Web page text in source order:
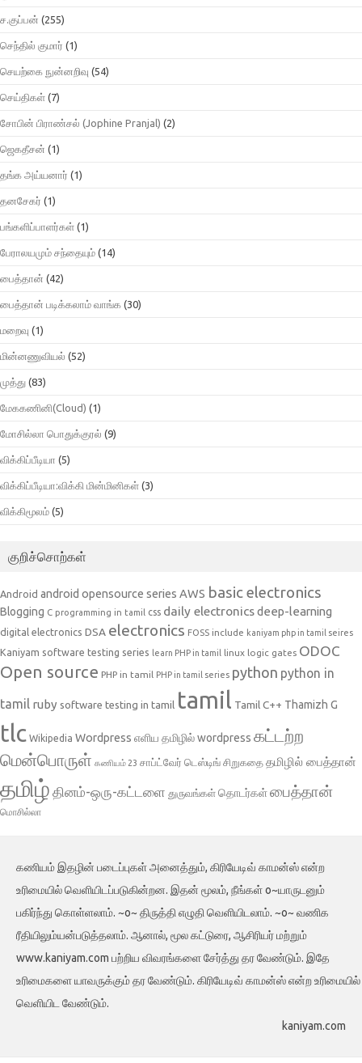
ச.குப்பன் (255)
செந்தில் குமார் (1)
செயற்கை நுன்னறிவு (54)
செய்திகள் (7)
சோபின் பிராண்சல் (Jophine Pranjal) (2)
ஜெகதீசன் (1)
தங்க அய்யனார் (1)
தனசேகர் (1)
பங்களிப்பாளர்கள் (1)
பேராலயமும் சந்தையும் (14)
பைத்தான் (42)
பைத்தான் படிக்கலாம் வாங்க (30)
மறைவு (1)
மின்னணுவியல் (52)
முத்து (83)
மேககணினி(Cloud) (1)
மோசில்லா பொதுக்குரல் (9)
விக்கிப்பீடியா (5)
விக்கிப்பீடியா:விக்கி மின்மினிகள் (3)
விக்கிமூலம் (5)
குறிச்சொற்கள்
Android android opensource series AWS basic electronics
Blogging C programming in tamil css daily electronicsdeep-learning
digital electronics DSA electronics FOSS include kaniyam php in tamil seires
Kaniyam software testing series learn PHP in tamil linux logic gates ODOC
Open source PHP in tamil PHP in tamil series python python in
tamil ruby software testing in tamil tamil Tamil C++ Thamizh G
tlc Wikipedia Wordpress எளிய தமிழில் wordpress கட்டற்ற
மென்பொருள் கணியம் 23 சாப்ட்வேர் டெஸ்டிங் சிறுகதை தமிழில் பைத்தான்
தமிழ் தினம்-ஒரு-கட்டளை துருவங்கள் தொடர்கள்பைத்தான்
மொசில்லா
கணியம் இதழின் படைப்புகள் அனைத்தும், கிரியேடிவ் காமன்ஸ் என்ற
உரிமையில் வெளியிடப்படுகின்றன. இதன் மூலம், நீங்கள் o~யாருடனும்
பகிர்ந்து கொள்ளலாம். ~o~ திருத்தி எழுதி வெளியிடலாம். ~o~ வணிக
ரீதியிலும்யன்படுத்தலாம். ஆனால், மூல கட்டுரை, ஆசிரியர் மற்றும்
www.kaniyam.com பற்றிய விவரங்களை சேர்த்து தர வேண்டும். இதே
உரிமைகளை யாவருக்கும் தர வேண்டும். கிரியேடிவ் காமன்ஸ் என்ற உரிமையில்
வெளியிட வேண்டும்.
kaniyam.com